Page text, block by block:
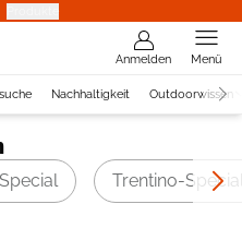
Anmelden Menü
Nachhaltigkeit Outdoorwissen
Trentino-